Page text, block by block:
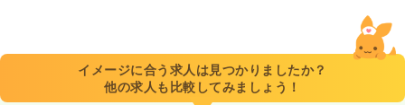
イメージに合う求人は見つかりましたか？
他の求人も比較してみましょう！